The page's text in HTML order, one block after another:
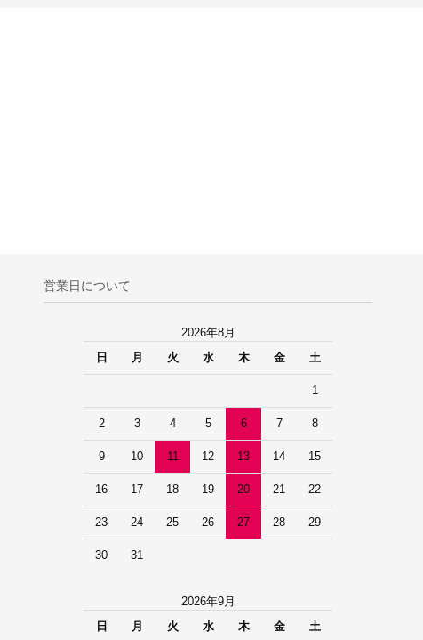
営業日について
2026年8月
日
月 火 水 木 金 土
1
2 3 4 5 6 7 8
9 10 11 12 13 14 15
16 17 18 19 20 21 22
23 24 25 26 27 28 29
30 31
2026年9月
日
月 火 水 木 金 土